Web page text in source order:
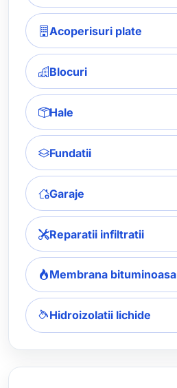
Acoperisuri plate
Blocuri
Hale
Fundatii
Garaje
Reparatii infiltratii
Membrana bituminoasa
Hidroizolatii lichide